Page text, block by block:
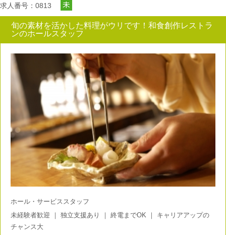
求人番号：0813
旬の素材を活かした料理がウリです！和食創作レストラ
ンのホールスタッフ
ホール・サービススタッフ
未経験者歓迎 ｜ 独立支援あり ｜ 終電までOK ｜ キャリアアップの
チャンス大